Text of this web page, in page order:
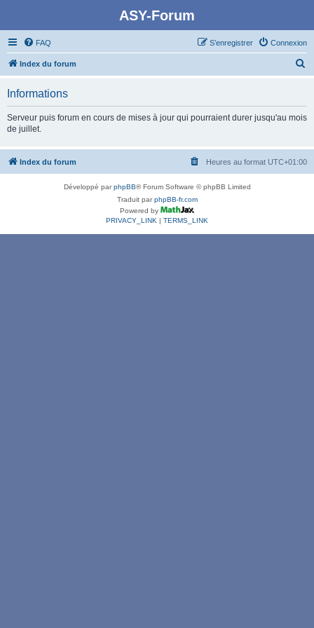
ASY-Forum
FAQ Connexion
S’enregistrer
Index du forum
c
Informations
Serveur puis forum en cours de mises à jour qui pourraient durer jusqu'au mois
de juillet.
Index du forum Heures au format UTC+01:00
Développé parphpBB® Forum Software © phpBB Limited
Traduit parphpBB-fr.com
Powered by
PRIVACY_LINK | TERMS_LINK